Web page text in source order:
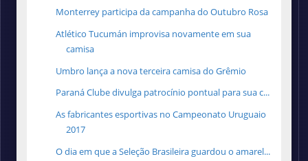
Monterrey participa da campanha do Outubro Rosa
Atlético Tucumán improvisa novamente em sua
camisa
Umbro lança a nova terceira camisa do Grêmio
Paraná Clube divulga patrocínio pontual para sua c...
As fabricantes esportivas no Campeonato Uruguaio
2017
O dia em que a Seleção Brasileira guardou o amarel...